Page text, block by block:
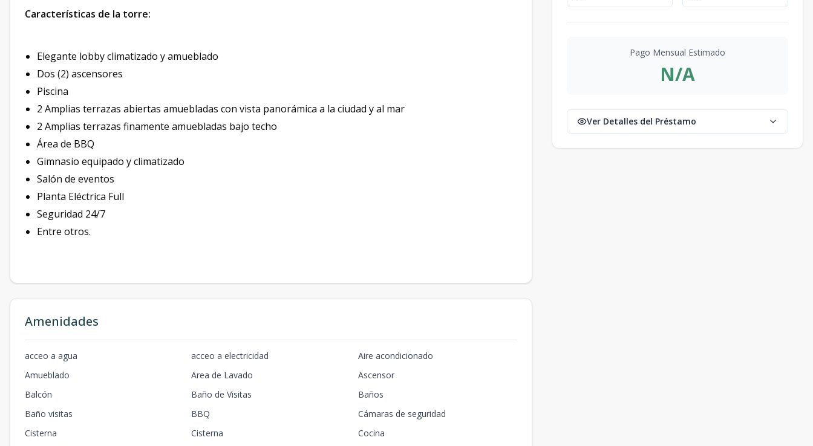
Características de la torre:
Elegante lobby climatizado y amueblado
Dos (2) ascensores
Piscina
2 Amplias terrazas abiertas amuebladas con vista panorámica a la ciudad y al mar
2 Amplias terrazas finamente amuebladas bajo techo
Área de BBQ
Gimnasio equipado y climatizado
Salón de eventos
Planta Eléctrica Full
Seguridad 24/7
Entre otros.
Amenidades
acceo a agua acceo a electricidad
Aire acondicionado
Amueblado
Area de Lavado
Ascensor
Balcón
Baño de Visitas
Baños
Baño visitas
BBQ
Cámaras de seguridad
Cisterna
Cisterna
Cocina
Pago Mensual Estimado
N/A
Ver Detalles del Préstamo